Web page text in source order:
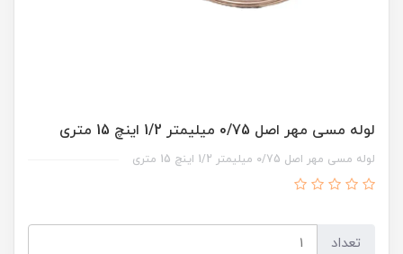
لوله مسی مهر اصل 0/75 میلیمتر 1/2 اینچ 15 متری
لوله مسی مهر اصل 0/75 میلیمتر 1/2 اینچ 15 متری
تعداد